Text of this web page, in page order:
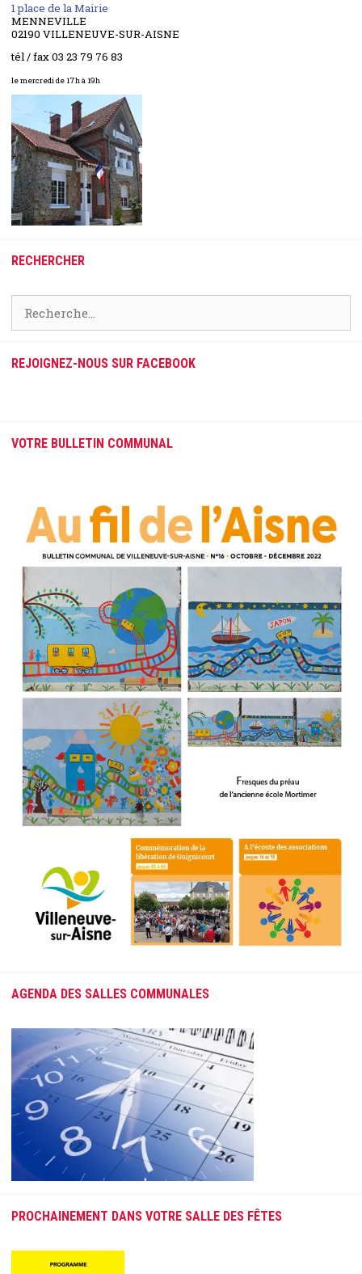
1 place de la Mairie
MENNEVILLE
02190 VILLENEUVE-SUR-AISNE
tél / fax 03 23 79 76 83
le mercredi de 17h à 19h
RECHERCHER
REJOIGNEZ-NOUS SUR FACEBOOK
VOTRE BULLETIN COMMUNAL
AGENDA DES SALLES COMMUNALES
PROCHAINEMENT DANS VOTRE SALLE DES FÊTES